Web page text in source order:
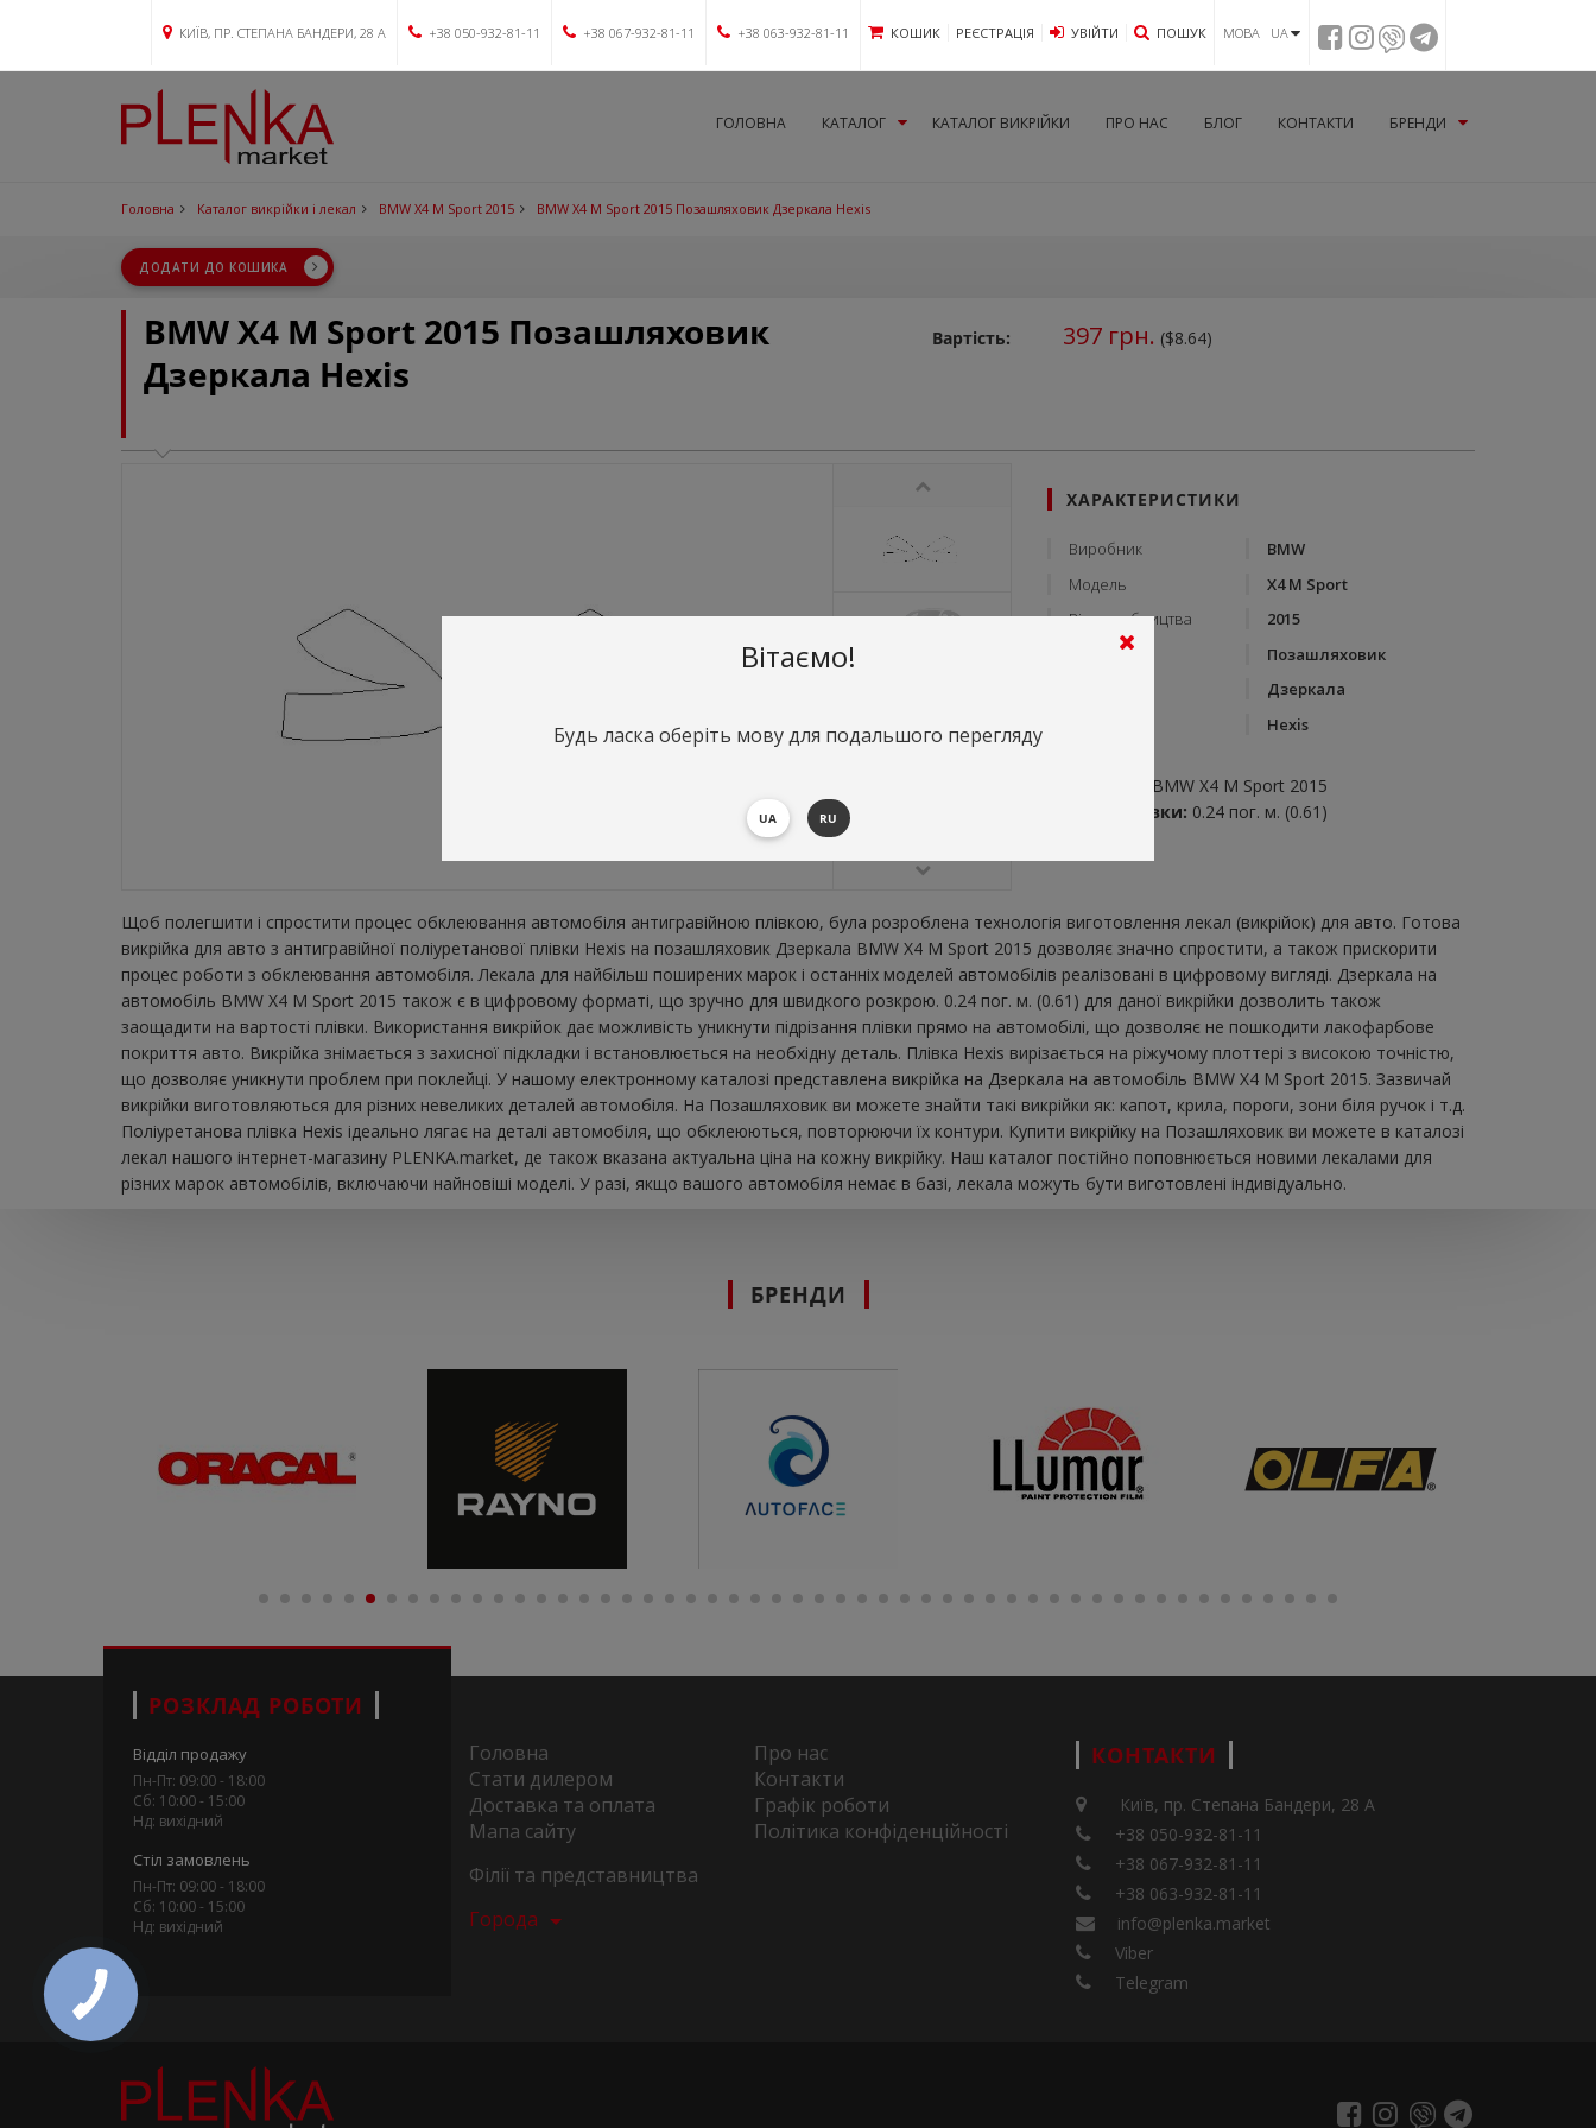
КИЇВ, ПР. СТЕПАНА БАНДЕРИ, 28 А +38 050-932-81-11 +38 067-932-81-11 +38 063-932-81-11 КОШИК РЕЄСТРАЦІЯ УВIЙТИ ПОШУК МОВА UA
ГОЛОВНА КАТАЛОГ КАТАЛОГ ВИКРІЙКИ ПРО НАС БЛОГ КОНТАКТИ БРЕНДИ
Головна Каталог викрійки і лекал BMW X4 M Sport 2015 BMW X4 M Sport 2015 Позашляховик Дзеркала Hexis
ДОДАТИ ДО КОШИКА
BMW X4 M Sport 2015 Позашляховик
Дзеркала Hexis
Вартість: 397грн. ($8.64)
ХАРАКТЕРИСТИКИ
Виробник
BMW
Модель
X4 M Sport
Рік виробництва
2015
Тип кузову
Позашляховик
Дзеркала
Hexis
Дзеркала на BMW X4 M Sport 2015
Витрата плівки: 0.24 пог. м. (0.61)
Щоб полегшити і спростити процес обклеювання автомобіля антигравійною плівкою, була розроблена технологія виготовлення лекал (викрійок) для авто. Готова
викрійка для авто з антигравійної поліуретанової плівки Hexis на позашляховик Дзеркала BMW X4 M Sport 2015 дозволяє значно спростити, а також прискорити
процес роботи з обклеювання автомобіля. Лекала для найбільш поширених марок і останніх моделей автомобілів реалізовані в цифровому вигляді. Дзеркала на
автомобіль BMW X4 M Sport 2015 також є в цифровому форматі, що зручно для швидкого розкрою. 0.24 пог. м. (0.61) для даної викрійки дозволить також
заощадити на вартості плівки. Використання викрійок дає можливість уникнути підрізання плівки прямо на автомобілі, що дозволяє не пошкодити лакофарбове
покриття авто. Викрійка знімається з захисної підкладки і встановлюється на необхідну деталь. Плівка Hexis вирізається на ріжучому плоттері з високою точністю,
що дозволяє уникнути проблем при поклейці. У нашому електронному каталозі представлена ​​викрійка на Дзеркала на автомобіль BMW X4 M Sport 2015. Зазвичай
викрійки виготовляються для різних невеликих деталей автомобіля. На Позашляховик ви можете знайти такі викрійки як: капот, крила, пороги, зони біля ручок і т.д.
Поліуретанова плівка Hexis ідеально лягає на деталі автомобіля, що обклеюються, повторюючи їх контури. Купити викрійку на Позашляховик ви можете в каталозі
лекал нашого інтернет-магазину PLENKA.market, де також вказана актуальна ціна на кожну викрійку. Наш каталог постійно поповнюється новими лекалами для
різних марок автомобілів, включаючи найновіші моделі. У разі, якщо вашого автомобіля немає в базі, лекала можуть бути виготовлені індивідуально.
БРЕНДИ
РОЗКЛАД РОБОТИ
Відділ продажу
Пн-Пт: 09:00 - 18:00
Сб: 10:00 - 15:00
Нд: вихідний
Стіл замовлень
Пн-Пт: 09:00 - 18:00
Сб: 10:00 - 15:00
Нд: вихідний
Головна
Про нас
Стати дилером
Контакти
Доставка та оплата
Графік роботи
Мапа сайту
Політика конфіденційності
Філії та представництва
Города
КОНТАКТИ
Київ, пр. Степана Бандери, 28 А
+38 050-932-81-11
+38 067-932-81-11
+38 063-932-81-11
info@plenka.market
Viber
Telegram
Вітаємо!
Будь ласка оберіть мову для подальшого перегляду
UA RU